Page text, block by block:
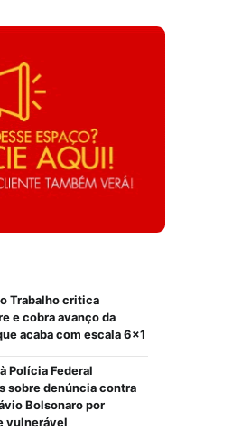
Trabalho critica
e cobra avanço da
acaba com escala 6×1
Polícia Federal
sobre denúncia contra
Bolsonaro por
vulnerável